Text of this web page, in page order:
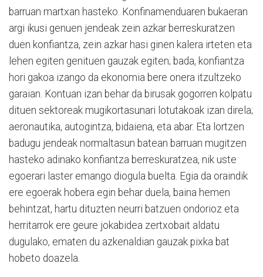
barruan martxan hasteko. Konfinamenduaren bukaeran
argi ikusi genuen jendeak zein azkar berreskuratzen
duen konfiantza, zein azkar hasi ginen kalera irteten eta
lehen egiten genituen gauzak egiten; bada, konfiantza
hori gakoa izango da ekonomia bere onera itzultzeko
garaian. Kontuan izan behar da birusak gogorren kolpatu
dituen sektoreak mugikortasunari lotutakoak izan direla;
aeronautika, autogintza, bidaiena, eta abar. Eta lortzen
badugu jendeak normaltasun batean barruan mugitzen
hasteko adinako konfiantza berreskuratzea, nik uste
egoerari laster emango diogula buelta. Egia da oraindik
ere egoerak hobera egin behar duela, baina hemen
behintzat, hartu dituzten neurri batzuen ondorioz eta
herritarrok ere geure jokabidea zertxobait aldatu
dugulako, ematen du azkenaldian gauzak pixka bat
hobeto doazela.